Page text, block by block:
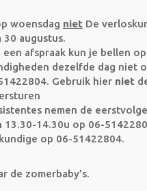
woensdag niet De
augustus.
afspraak kun je bellen
dezelfde dag niet
Gebruik hier niet
nemen de
13.30-14.30u op 06-
op 06-51422804.
de zomerbaby’s.